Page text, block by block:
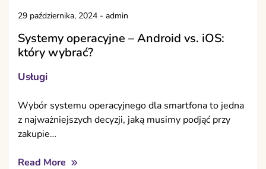
29 października, 2024 - admin
Systemy operacyjne – Android vs. iOS:
który wybrać?
Usługi
Wybór systemu operacyjnego dla smartfona to jedna
z najważniejszych decyzji, jaką musimy podjąć przy
zakupie…
Read More